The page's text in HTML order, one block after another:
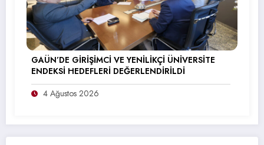
GAÜN’DE GİRİŞİMCİ VE YENİLİKÇİ ÜNİVERSİTE
ENDEKSİ HEDEFLERİ DEĞERLENDİRİLDİ
4 Ağustos 2026